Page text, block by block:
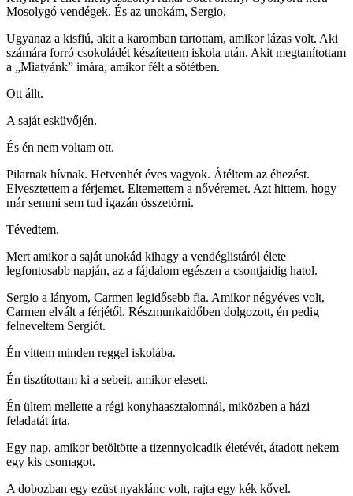
Mosolygó vendégek. És az unokám, Sergio.
Ugyanaz a kisfiú, akit a karomban tartottam, amikor lázas volt. Aki
számára forró csokoládét készítettem iskola után. Akit megtanítottam
a „Miatyánk” imára, amikor félt a sötétben.
Ott állt.
A saját esküvőjén.
És én nem voltam ott.
Pilarnak hívnak. Hetvenhét éves vagyok. Átéltem az éhezést.
Elvesztettem a férjemet. Eltemettem a nővéremet. Azt hittem, hogy
már semmi sem tud igazán összetörni.
Tévedtem.
Mert amikor a saját unokád kihagy a vendéglistáról élete
legfontosabb napján, az a fájdalom egészen a csontjaidig hatol.
Sergio a lányom, Carmen legidősebb fia. Amikor négyéves volt,
Carmen elvált a férjétől. Részmunkaidőben dolgozott, én pedig
felneveltem Sergiót.
Én vittem minden reggel iskolába.
Én tisztítottam ki a sebeit, amikor elesett.
Én ültem mellette a régi konyhaasztalomnál, miközben a házi
feladatát írta.
Egy nap, amikor betöltötte a tizennyolcadik életévét, átadott nekem
egy kis csomagot.
A dobozban egy ezüst nyaklánc volt, rajta egy kék kővel.